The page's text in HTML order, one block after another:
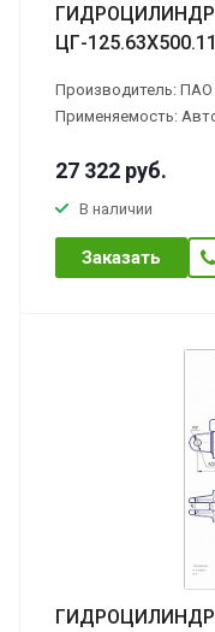
ЦГ-125.63Х500.11
Производитель: ПАО
Применяемость:
27 322 руб.
В наличии
Заказать